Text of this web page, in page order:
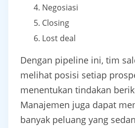
Negosiasi
Closing
Lost deal
Dengan pipeline ini, tim
melihat posisi setiap
menentukan tindakan
Manajemen juga dapat
banyak peluang yang